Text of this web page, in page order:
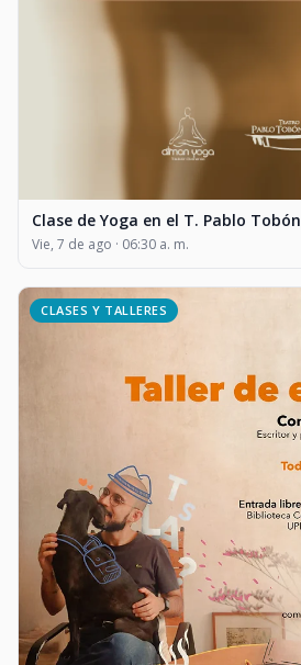
Clase de Yoga en el T. Pablo Tobón
Vie, 7 de ago · 06:30 a. m.
CLASES Y TALLERES